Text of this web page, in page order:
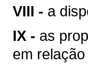
VIII - a
IX - as
em